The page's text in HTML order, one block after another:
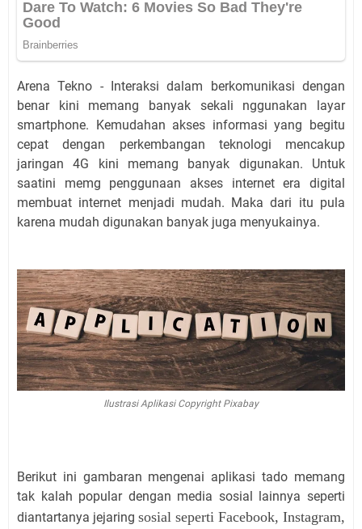
Arena Tekno - Interaksi dalam berkomunikasi dengan
benar kini memang banyak sekali nggunakan layar
smartphone. Kemudahan akses informasi yang begitu
cepat dengan perkembangan teknologi mencakup
jaringan 4G kini memang banyak digunakan. Untuk
saatini memg penggunaan akses internet era digital
membuat internet menjadi mudah. Maka dari itu pula
karena mudah digunakan banyak juga menyukainya.
Ilustrasi Aplikasi Copyright Pixabay
Berikut ini gambaran mengenai aplikasi tado memang
tak kalah popular dengan media sosial lainnya seperti
diantartanya jejaring sosial seperti Facebook, Instagram,